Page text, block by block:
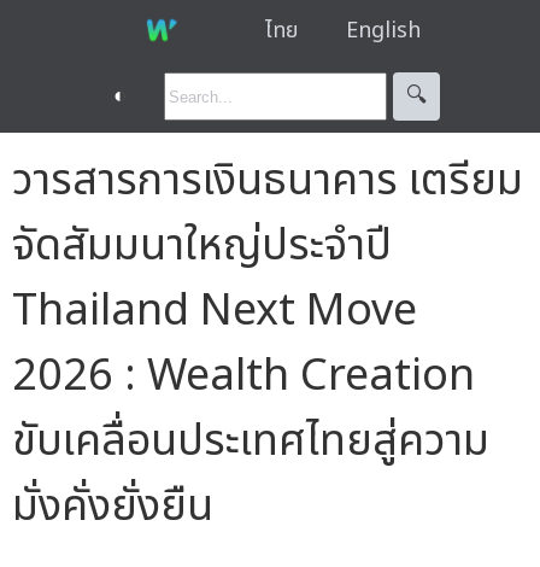
ไทย English
◐ 🔍︎
วารสารการเงินธนาคาร เตรียม
จัดสัมมนาใหญ่ประจำปี
Thailand Next Move
2026 : Wealth Creation
ขับเคลื่อนประเทศไทยสู่ความ
มั่งคั่งยั่งยืน